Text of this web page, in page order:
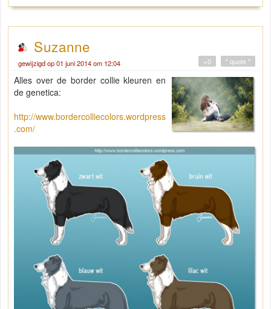
Suzanne
gewijzigd op 01 juni 2014 om 12:04 " quote "
+0
Alles over de border collie kleuren en
de genetica:
http://www.bordercolliecolors.wordpress
.com/